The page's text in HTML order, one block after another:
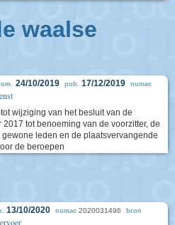
waalse
24/10/2019 pub. 17/12/2019 numac
wijziging van het besluit van de
tot benoeming van de voorzitter, de
leden en de plaatsvervangende
de beroepen
13/10/2020 numac 2020031496 bron